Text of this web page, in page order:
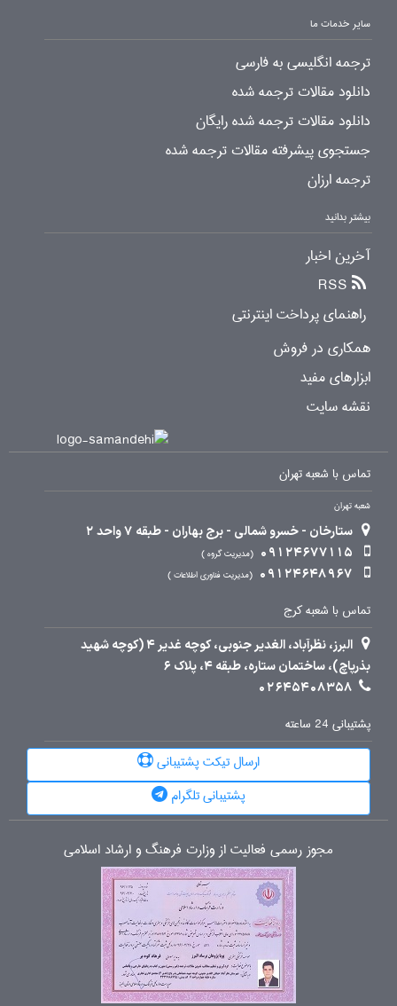
سایر خدمات ما
ترجمه انگلیسی به فارسی
دانلود مقالات ترجمه شده
دانلود مقالات ترجمه شده رایگان
جستجوی پیشرفته مقالات ترجمه شده
ترجمه ارزان
بیشتر بدانید
آخرین اخبار
RSS
راهنمای پرداخت اینترنتی
همکاری در فروش
ابزارهای مفید
نقشه سایت
تماس با شعبه تهران
شعبه تهران
ستارخان - خسرو شمالی - برج بهاران - طبقه 7 واحد 2
09124677115
مدیریت گروه
09124648967 مدیریت فناوری اطلاعات
تماس با شعبه کرج
البرز، نظرآباد، الغدیر جنوبی، کوچه غدیر 4 (کوچه شهید
بذرپاچ)، ساختمان ستاره، طبقه 4، پلاک 6
02645408358
پشتیبانی 24 ساعته
ارسال تیکت پشتیبانی
پشتیبانی تلگرام
مجوز رسمی فعالیت از وزارت فرهنگ و ارشاد اسلامی